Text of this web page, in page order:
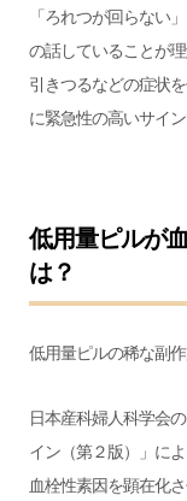
「ろれつが回らない
の話していることが
引きつるなどの症状
に緊急性の高いサイン
低用量ピルが
は？
低用量ピルの稀な副
日本産科婦人科学会の
イン（第２版）
」に
血栓性素因を顕在化